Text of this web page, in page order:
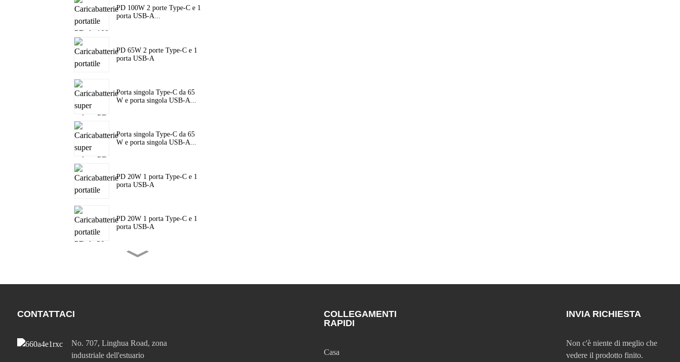
PD 100W 2 porte Type-C e 1
porta USB-A...
PD 65W 2 porte Type-C e 1
porta USB-A
Porta singola Type-C da 65
W e porta singola USB-A...
Porta singola Type-C da 65
W e porta singola USB-A...
PD 20W 1 porta Type-C e 1
porta USB-A
PD 20W 1 porta Type-C e 1
porta USB-A
Ricarica rapida PD da 45 W
con porta Type-C singola...
CONTATTACI
No. 707, Linghua Road, zona
industriale dell'estuario
COLLEGAMENTI
RAPIDI
Casa
INVIA RICHIESTA
Non c'è niente di meglio che
vedere il prodotto finito.